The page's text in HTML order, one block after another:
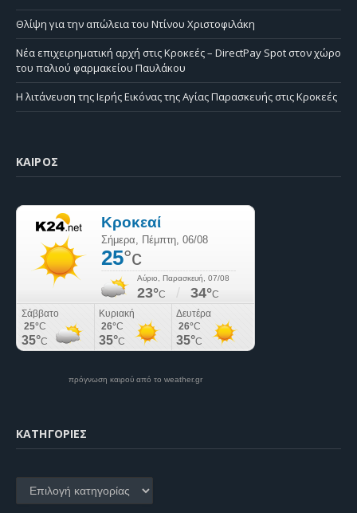
Θλίψη για την απώλεια του Ντίνου Χριστοφιλάκη
Νέα επιχειρηματική αρχή στις Κροκεές – DirectPay Spot στον χώρο
του παλιού φαρμακείου Παυλάκου
Η λιτάνευση της Ιερής Εικόνας της Αγίας Παρασκευής στις Κροκεές
ΚΑΙΡΌΣ
πρόγνωση καιρού από το weather.gr
KΑΤΗΓΟΡΊΕΣ
Kατηγορίες